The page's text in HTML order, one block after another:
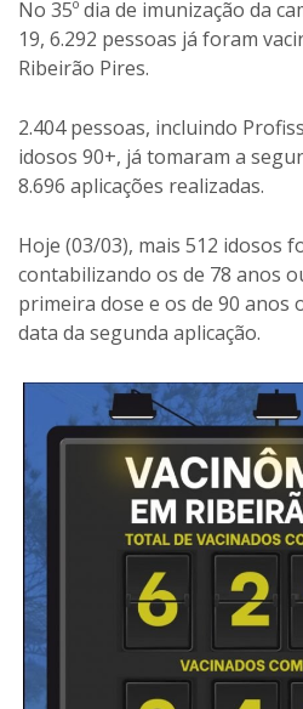
No 35º dia de imunização da
19, 6.292 pessoas já foram
Ribeirão Pires.
2.404 pessoas, incluindo
idosos 90+, já tomaram a
8.696 aplicações realizadas.
Hoje (03/03), mais 512 idosos
contabilizando os de 78 anos
primeira dose e os de 90 anos
data da segunda aplicação.